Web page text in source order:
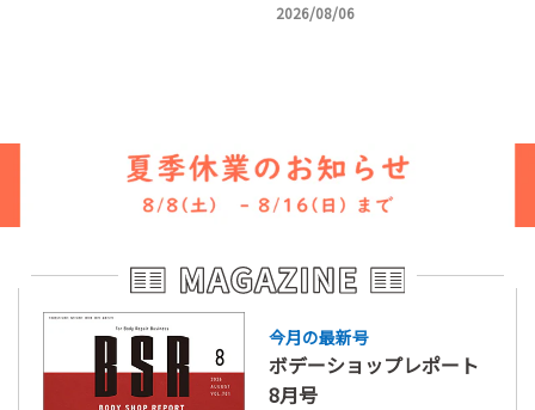
2026/08/06
今月の最新号
ボデーショップレポート
8月号